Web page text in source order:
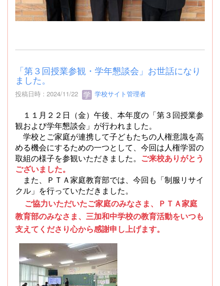
「第３回授業参観・学年懇談会」お世話になり
ました。
投稿日時 : 2024/11/22 学校サイト管理者
１１月２２日（金）午後、本年度の「第３回授業参
観および学年懇談会」が行われました。
学校とご家庭が連携して子どもたちの人権意識を高
める機会にするための一つとして、今回は人権学習の
取組の様子を参観いただきました。 ご来校ありがとう
ございました。
また、ＰＴＡ家庭教育部では、今回も「制服リサイ
クル」を行っていただきました。
ご協力いただいたご家庭のみなさま、ＰＴＡ家庭
教育部のみなさま、三加和中学校の教育活動をいつも
支えてくださり心から感謝申し上げます。